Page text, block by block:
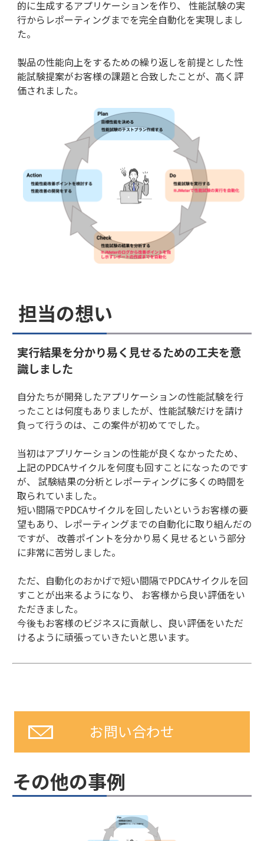
的に生成するアプリケーションを作り、 性能試験の実
行からレポーティングまでを完全自動化を実現しまし
た。
製品の性能向上をするための繰り返しを前提とした性
能試験提案がお客様の課題と合致したことが、高く評
価されました。
担当の想い
実行結果を分かり易く見せるための工夫を意
識しました
自分たちが開発したアプリケーションの性能試験を行
ったことは何度もありましたが、性能試験だけを請け
負って行うのは、この案件が初めてでした。
当初はアプリケーションの性能が良くなかったため、
上記のPDCAサイクルを何度も回すことになったのです
が、 試験結果の分析とレポーティングに多くの時間を
取られていました。
短い間隔でPDCAサイクルを回したいというお客様の要
望もあり、レポーティングまでの自動化に取り組んだの
ですが、 改善ポイントを分かり易く見せるという部分
に非常に苦労しました。
ただ、自動化のおかげで短い間隔でPDCAサイクルを回
すことが出来るようになり、 お客様から良い評価をい
ただきました。
今後もお客様のビジネスに貢献し、良い評価をいただ
けるように頑張っていきたいと思います。
お問い合わせ
その他の事例